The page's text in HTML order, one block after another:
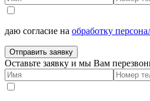
даю согласие на обработку
Отправить заявку
Оставьте заявку и мы Вам